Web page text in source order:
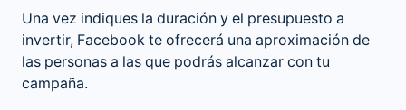
Una vez indiques la duración y el presupuesto a
invertir, Facebook te ofrecerá una aproximación de
las personas a las que podrás alcanzar con tu
campaña.